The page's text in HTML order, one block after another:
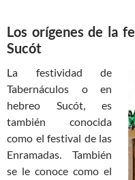
Los orígenes de la
Sucót
La festividad de
Tabernáculos o en
hebreo Sucót, es
también conocida
como el festival de las
Enramadas. También
se le conoce como el